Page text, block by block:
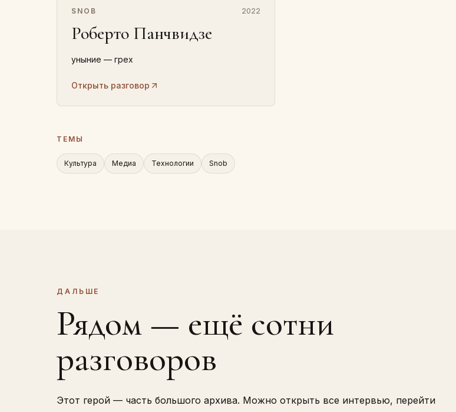
SNOB 2022
Роберто Панчвидзе
уныние — грех
Открыть разговор
ТЕМЫ
Культура Медиа Технологии Snob
ДАЛЬШЕ
Рядом — ещё сотни
разговоров
Этот герой — часть большого архива. Можно открыть все интервью, перейти